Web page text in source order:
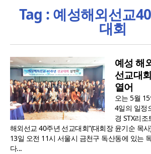
Tag : 예성해외선교
대회
예성 해
선교대
열어
오는 5월
4일의 일정
경 STX리
해외선교 40주년 선교대회”(대회장 윤기순 목
13일 오전 11시 서울시 금천구 독산동에 있는
다...